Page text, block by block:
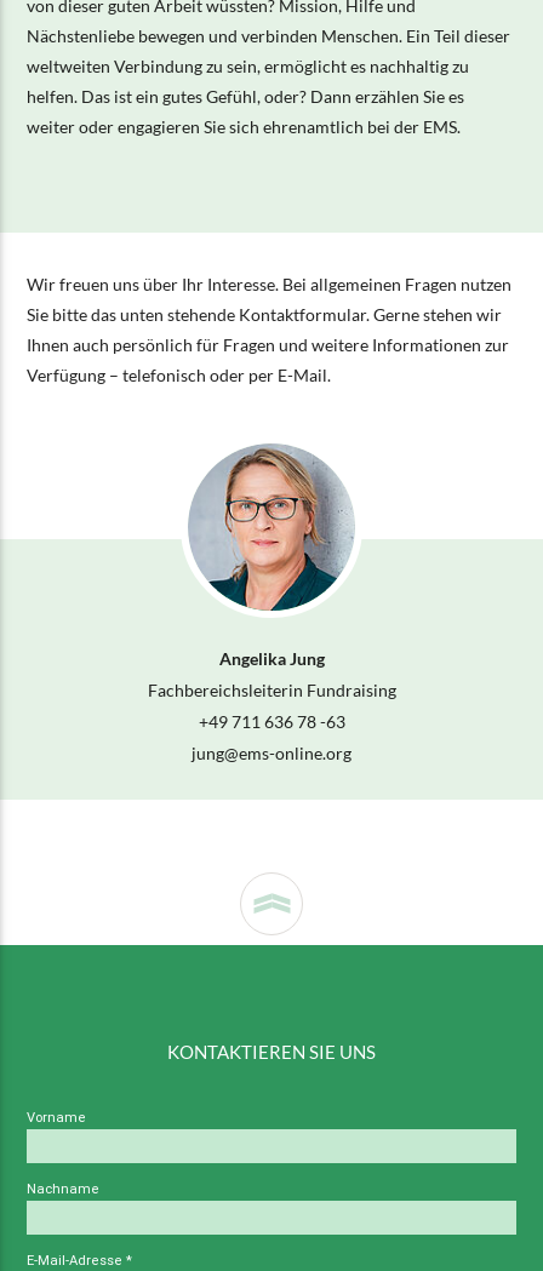
von dieser guten Arbeit wüssten? Mission, Hilfe und
Nächstenliebe bewegen und verbinden Menschen. Ein Teil dieser
weltweiten Verbindung zu sein, ermöglicht es nachhaltig zu
helfen. Das ist ein gutes Gefühl, oder? Dann erzählen Sie es
weiter oder engagieren Sie sich ehrenamtlich bei der EMS.
Wir freuen uns über Ihr Interesse. Bei allgemeinen Fragen nutzen
Sie bitte das unten stehende Kontaktformular. Gerne stehen wir
Ihnen auch persönlich für Fragen und weitere Informationen zur
Verfügung – telefonisch oder per E-Mail.
Angelika Jung
Fachbereichsleiterin Fundraising
+49 711 636 78 -63
jung@ems-online.org
KONTAKTIEREN SIE UNS
Vorname
Nachname
E-Mail-Adresse*